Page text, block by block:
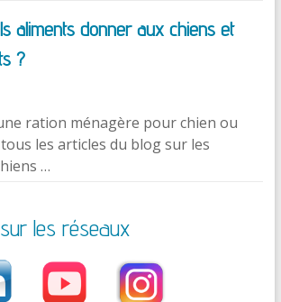
aliments donner aux chiens et
?
ration ménagère pour chien ou
les articles du blog sur les
…
les réseaux